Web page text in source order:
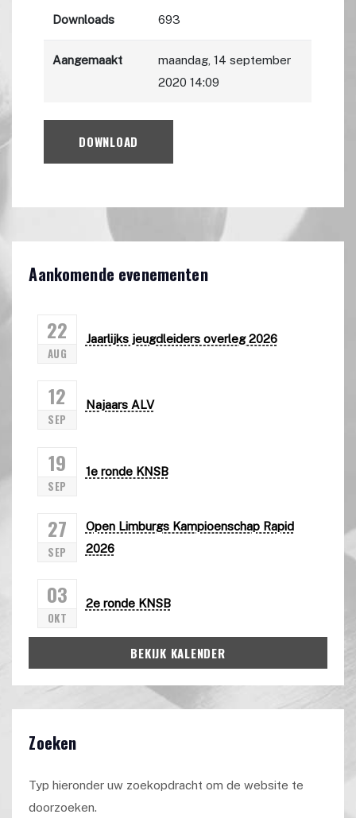
Downloads 693
Aangemaakt
maandag, 14 september
2020 14:09
DOWNLOAD
Aankomende evenementen
22
AUG
Jaarlijks jeugdleiders overleg 2026
12
SEP
Najaars ALV
19
SEP
1e ronde KNSB
27
SEP
Open Limburgs Kampioenschap Rapid
2026
03
OKT
2e ronde KNSB
BEKIJK KALENDER
Zoeken
Typ hieronder uw zoekopdracht om de website te
doorzoeken.